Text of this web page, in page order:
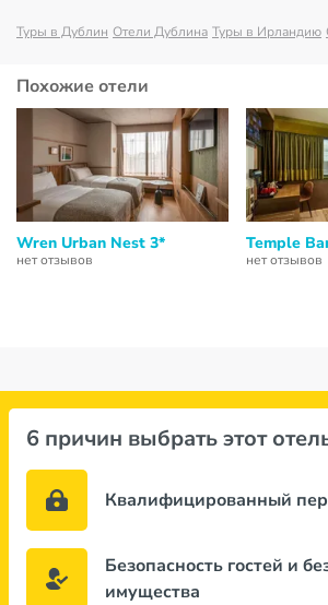
Туры в Дублин Отели Дублина Туры в Ирландию
Похожие отели
Wren Urban Nest 3*
нет отзывов
Temple
нет отзывов
6 причин выбрать этот
Квалифицированный
Безопасность гостей и
имущества